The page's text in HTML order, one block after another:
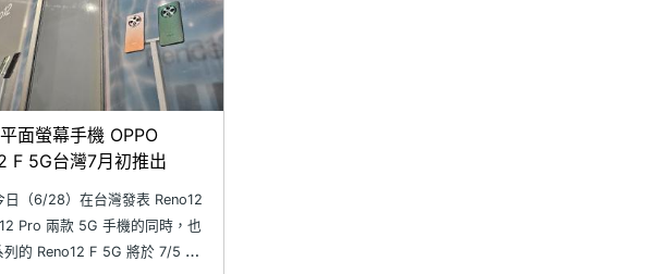
面螢幕手機 OPPO
F 5G台灣7月初推出
日（6/28）在台灣發表 Reno12
Pro 兩款 5G 手機的同時，也
列的 Reno12 F 5G 將於 7/5 上